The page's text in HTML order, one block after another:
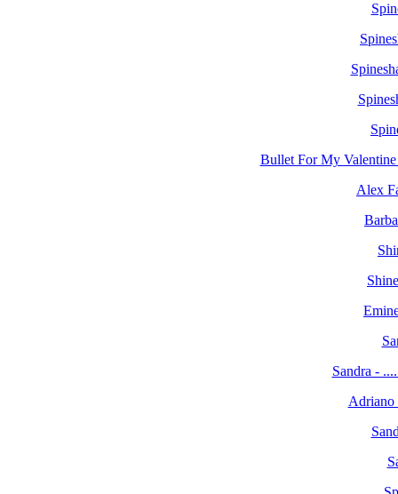
Bullet For My
Alex
Sandra -
Adriano